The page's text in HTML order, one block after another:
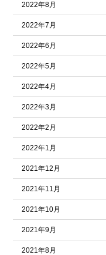
2022年8月
2022年7月
2022年6月
2022年5月
2022年4月
2022年3月
2022年2月
2022年1月
2021年12月
2021年11月
2021年10月
2021年9月
2021年8月